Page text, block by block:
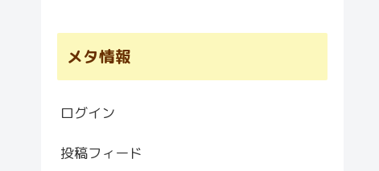
メタ情報
ログイン
投稿フィード